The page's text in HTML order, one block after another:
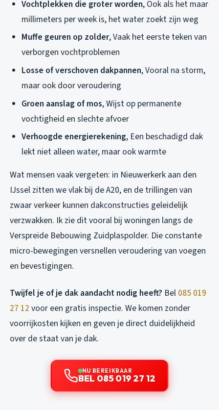
Vochtplekken die groter worden, Ook als het maar
millimeters per week is, het water zoekt zijn weg
Muffe geuren op zolder, Vaak het eerste teken van
verborgen vochtproblemen
Losse of verschoven dakpannen, Vooral na storm,
maar ook door veroudering
Groen aanslag of mos, Wijst op permanente
vochtigheid en slechte afvoer
Verhoogde energierekening, Een beschadigd dak
lekt niet alleen water, maar ook warmte
Wat mensen vaak vergeten: in Nieuwerkerk aan den
IJssel zitten we vlak bij de A20, en de trillingen van
zwaar verkeer kunnen dakconstructies geleidelijk
verzwakken. Ik zie dit vooral bij woningen langs de
Verspreide Bebouwing Zuidplaspolder. Die constante
micro-bewegingen versnellen veroudering van voegen
en bevestigingen.
Twijfel je of je dak aandacht nodig heeft? Bel 085 019
27 12 voor een gratis inspectie. We komen zonder
voorrijkosten kijken en geven je direct duidelijkheid
over de staat van je dak.
NU BEREIKBAAR
BEL 085 019 27 12